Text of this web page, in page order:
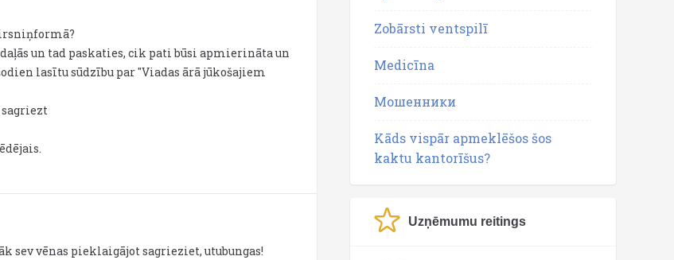
un tad paskaties, cik pati būsi apmierināta un
lasītu sūdzību par "Viadas ārā jūkošajiem
sagriezt
sev vēnas pieklaigājot sagrieziet, utubungas!
Zobārsti ventspilī
Medicīna
Мошенники
Kāds vispār apmeklēšos šos
kaktu kantorīšus?
Uzņēmumu reitings